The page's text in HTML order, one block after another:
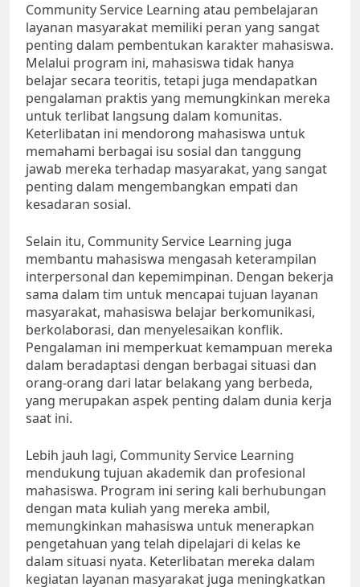
Community Service Learning atau pembelajaran
layanan masyarakat memiliki peran yang sangat
penting dalam pembentukan karakter mahasiswa.
Melalui program ini, mahasiswa tidak hanya
belajar secara teoritis, tetapi juga mendapatkan
pengalaman praktis yang memungkinkan mereka
untuk terlibat langsung dalam komunitas.
Keterlibatan ini mendorong mahasiswa untuk
memahami berbagai isu sosial dan tanggung
jawab mereka terhadap masyarakat, yang sangat
penting dalam mengembangkan empati dan
kesadaran sosial.
Selain itu, Community Service Learning juga
membantu mahasiswa mengasah keterampilan
interpersonal dan kepemimpinan. Dengan bekerja
sama dalam tim untuk mencapai tujuan layanan
masyarakat, mahasiswa belajar berkomunikasi,
berkolaborasi, dan menyelesaikan konflik.
Pengalaman ini memperkuat kemampuan mereka
dalam beradaptasi dengan berbagai situasi dan
orang-orang dari latar belakang yang berbeda,
yang merupakan aspek penting dalam dunia kerja
saat ini.
Lebih jauh lagi, Community Service Learning
mendukung tujuan akademik dan profesional
mahasiswa. Program ini sering kali berhubungan
dengan mata kuliah yang mereka ambil,
memungkinkan mahasiswa untuk menerapkan
pengetahuan yang telah dipelajari di kelas ke
dalam situasi nyata. Keterlibatan mereka dalam
kegiatan layanan masyarakat juga meningkatkan